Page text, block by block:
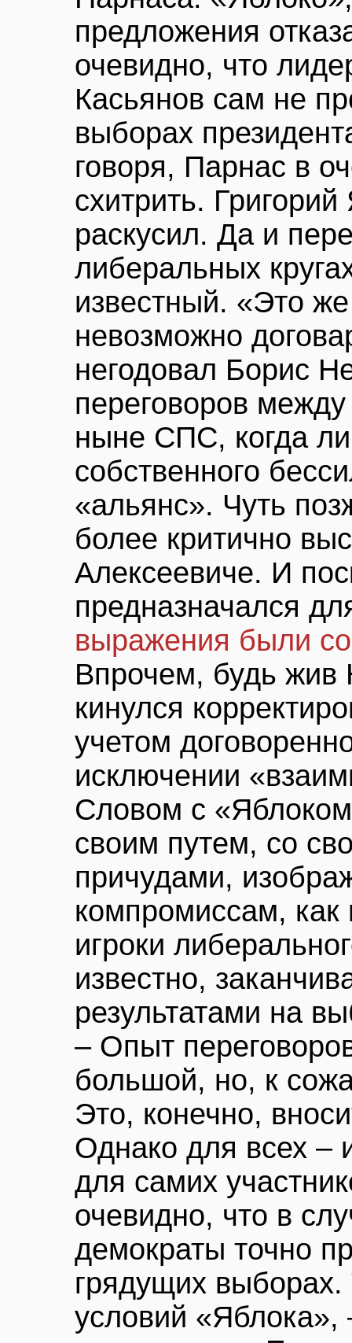
предложения
очевидно, что
Касьянов сам не
выборах
говоря, Парнас в
схитрить.
раскусил. Да и
либеральных
известный. «Это
невозможно
негодовал Борис
переговоров
ныне СПС, когда
собственного
«альянс». Чуть
более критично
Алексеевиче. И
предназначался
выражения были
Впрочем, будь
кинулся
учетом
исключении
Словом с
своим путем, со
причудами,
компромиссам, как
игроки
известно,
результатами на
– Опыт
большой, но, к
Это, конечно,
Однако для всех –
для самих
очевидно, что в
демократы точно
грядущих выборах.
условий «Яблока»,